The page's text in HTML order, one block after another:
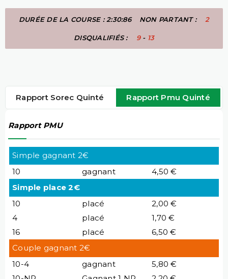
DURÉE DE LA COURSE : 2:30:86 NON PARTANT : 2
DISQUALIFIÉS : 9- 13
Rapport Sorec Quinté Rapport Pmu Quinté
Rapport PMU
Simple gagnant 2€
10
gagnant
4,50 €
Simple place 2€
10
placé
2,00 €
4
placé
1,70 €
16
placé
6,50 €
Couple gagnant 2€
10-4
gagnant
5,80 €